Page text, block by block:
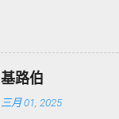
书》便是这种想象的
（Nephilim）。 这些
落天使，并通过洪水
广泛的流传。 📖 创世
基路伯
三月 01, 2025